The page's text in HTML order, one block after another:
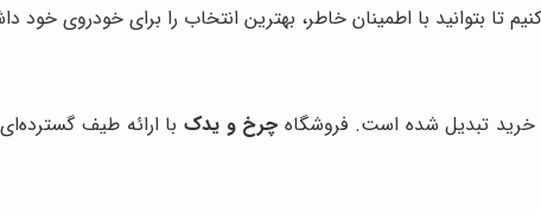
تا بتوانید با اطمینان خاطر، بهترین انتخاب را برای خودروی خود
خرید تبدیل شده است. فروشگاه چرخ و یدکبا ارائه طیف